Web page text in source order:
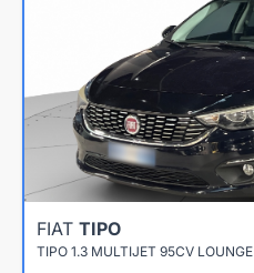
FIAT TIPO
TIPO 1.3 MULTIJET 95CV LOUNGE